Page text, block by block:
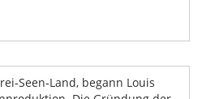
Seen-Land, begann Louis